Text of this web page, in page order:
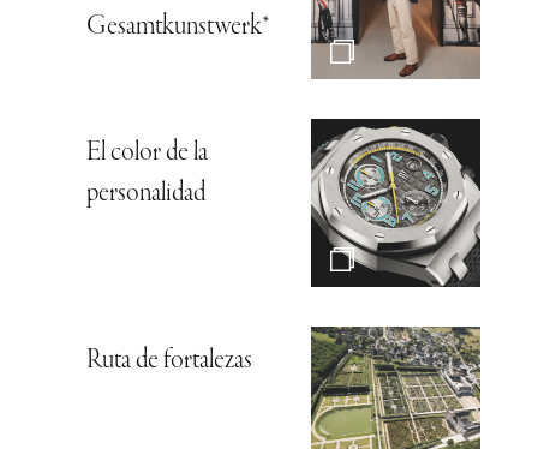
Gesamtkunstwerk*
El color de la
personalidad
Ruta de fortalezas